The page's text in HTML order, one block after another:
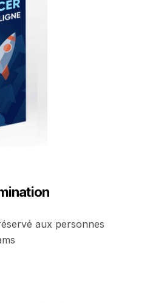
aux personnes